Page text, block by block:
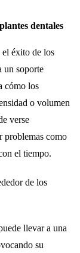
dentales
el éxito de los
un soporte
cómo los
o volumen
verse
problemas como
el tiempo.
de los
llevar a una
su